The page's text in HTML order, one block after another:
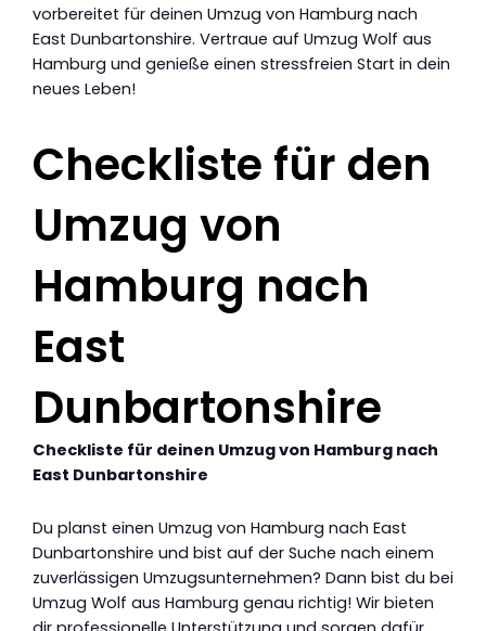
vorbereitet für deinen Umzug von Hamburg nach
East Dunbartonshire. Vertraue auf Umzug Wolf aus
Hamburg und genieße einen stressfreien Start in dein
neues Leben!
Checkliste für den
Umzug von
Hamburg nach
East
Dunbartonshire
Checkliste für deinen Umzug von Hamburg nach
East Dunbartonshire
Du planst einen Umzug von Hamburg nach East
Dunbartonshire und bist auf der Suche nach einem
zuverlässigen Umzugsunternehmen? Dann bist du bei
Umzug Wolf aus Hamburg genau richtig! Wir bieten